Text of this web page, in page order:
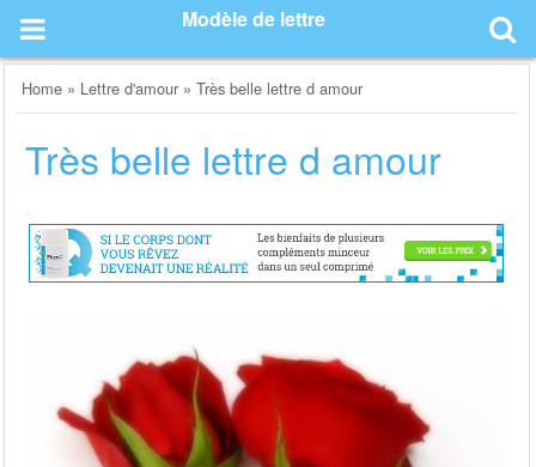
content
Modèle de lettre
Home » Lettre d'amour »Très belle lettre d amour
Très belle lettre d amour